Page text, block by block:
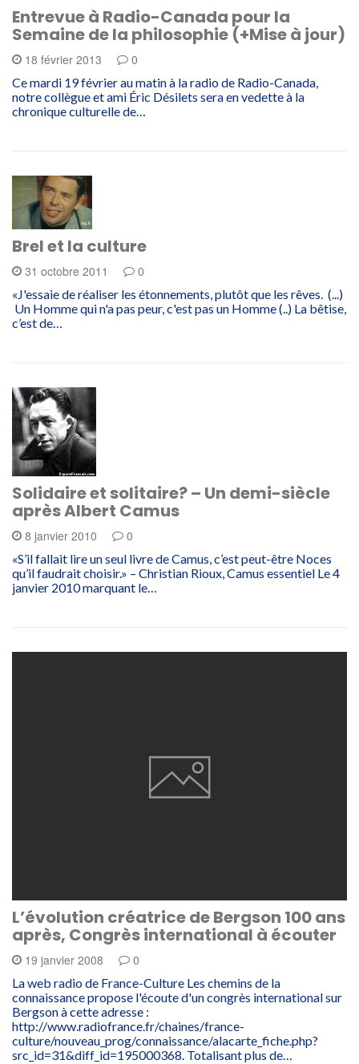
Entrevue à Radio-Canada pour la
Semaine de la philosophie (+Mise à jour)
18 février 2013 0
Ce mardi 19 février au matin à la radio de Radio-Canada,
notre collègue et ami Éric Désilets sera en vedette à la
chronique culturelle de…
Brel et la culture
31 octobre 2011 0
«J'essaie de réaliser les étonnements, plutôt que les rêves. (...)
Un Homme qui n'a pas peur, c'est pas un Homme (..) La bêtise,
c’est de…
Solidaire et solitaire? – Un demi-siècle
après Albert Camus
8 janvier 2010 0
«S’il fallait lire un seul livre de Camus, c’est peut-être Noces
qu’il faudrait choisir.» – Christian Rioux, Camus essentiel Le 4
janvier 2010 marquant le…
L’évolution créatrice de Bergson 100 ans
après, Congrès international à écouter
19 janvier 2008 0
La web radio de France-Culture Les chemins de la
connaissance propose l'écoute d'un congrès international sur
Bergson à cette adresse :
http://www.radiofrance.fr/chaines/france-
culture/nouveau_prog/connaissance/alacarte_fiche.php?
src_id=31&diff_id=195000368. Totalisant plus de…